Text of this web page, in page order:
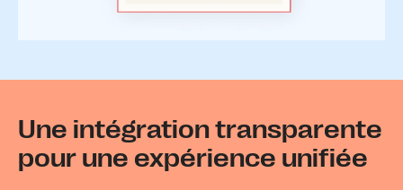
Une intégration transparente
pour une expérience unifiée